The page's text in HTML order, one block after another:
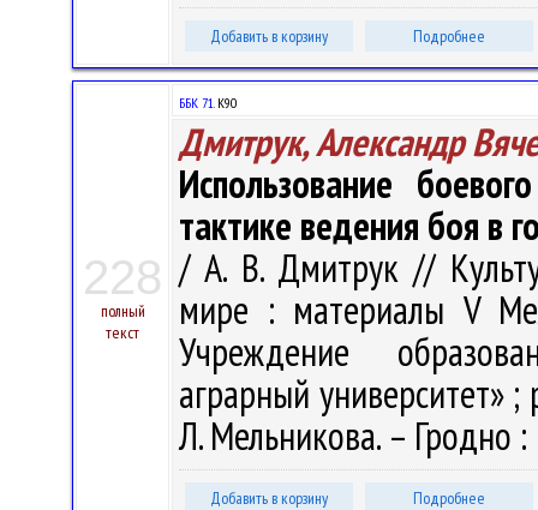
Добавить в корзину Подробнее
228
полный
текст
ББК 71.К90
Дмитрук, Александр
Использование
тактике ведения боя в
/ А. В. Дмитрук //
мире : материалы V
Учреждение
аграрный университет»
Л. Мельникова. – Гродно
Добавить в корзину Подробнее